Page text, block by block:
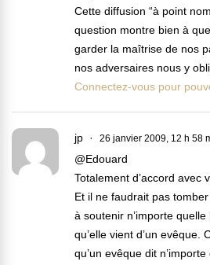
Cette diffusion “à point
question montre bien à
garder la maîtrise de nos
nos adversaires nous y
Connectez-vous pour
jp 26 janvier 2009, 12 h 58
@Edouard
Totalement d’accord avec
Et il ne faudrait pas
à soutenir n’importe
qu’elle vient d’un evêque.
qu’un evêque dit